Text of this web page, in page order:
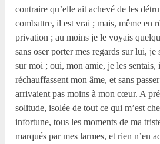
contraire qu’elle ait achevé de les
combattre, il est vrai ; mais, même en
privation ; au moins je le voyais
sans oser porter mes regards sur lui, je
sur moi ; oui, mon amie, je les sentais,
réchauffassent mon âme, et sans
arrivaient pas moins à mon cœur. A
solitude, isolée de tout ce qui m’est
infortune, tous les moments de ma
marqués par mes larmes, et rien n’en